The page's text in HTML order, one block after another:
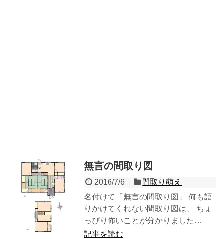
無言の間取り図
2016/7/6
間取り萌え
名付けて「無言の間取り図」 何も語
りかけてくれない間取り図は、 ちょ
っぴり怖いことが分かりました…
記事を読む